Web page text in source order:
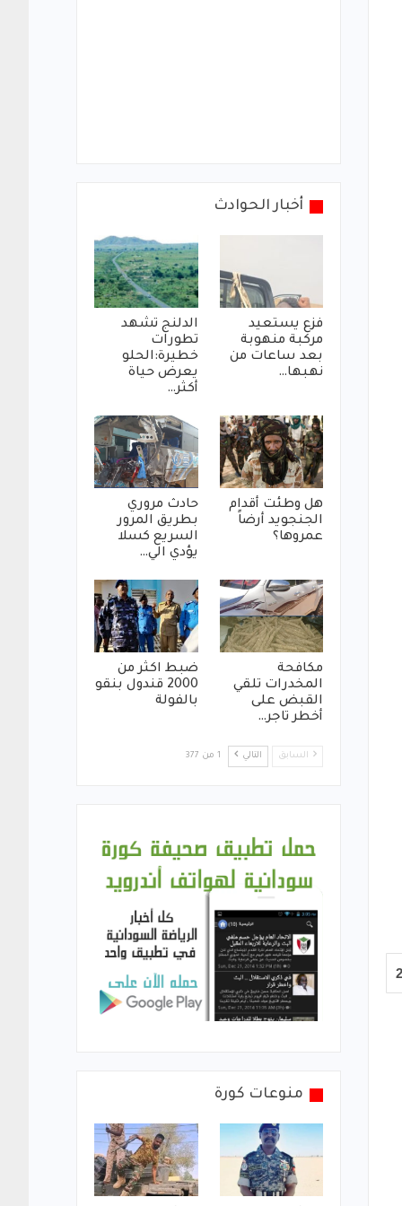
أخبار الحوادث
فزع يستعيد
مركبة منهوبة
بعد ساعات من
نهبها…
الدلنج تشهد
تطورات
خطيرة:الحلو
يعرض حياة
أكثر…
هل وطئت أقدام
الجنجويد أرضاً
عمروها؟
حادث مروري
بطريق المرور
السريع كسلا
يؤدي الي…
مكافحة
المخدرات تلقي
القبض على
أخطر تاجر…
ضبط اكثر من
2000 قندول بنقو
بالفولة
السابق التالي 1 من 377
منوعات كورة